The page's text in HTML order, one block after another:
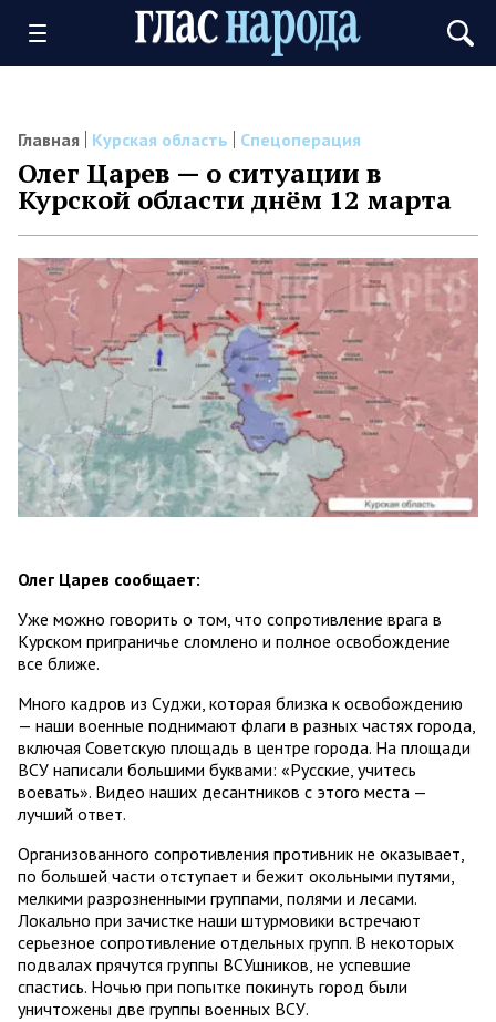
Главная Курская область Спецоперация
Олег Царев — о ситуации в
Курской области днём 12 марта
Олег Царев сообщает:
Уже можно говорить о том, что сопротивление врага в
Курском приграничье сломлено и полное освобождение
все ближе.
Много кадров из Суджи, которая близка к освобождению
— наши военные поднимают флаги в разных частях города,
включая Советскую площадь в центре города. На площади
ВСУ написали большими буквами: «Русские, учитесь
воевать». Видео наших десантников с этого места —
лучший ответ.
Организованного сопротивления противник не оказывает,
по большей части отступает и бежит окольными путями,
мелкими разрозненными группами, полями и лесами.
Локально при зачистке наши штурмовики встречают
серьезное сопротивление отдельных групп. В некоторых
подвалах прячутся группы ВСУшников, не успевшие
спастись. Ночью при попытке покинуть город были
уничтожены две группы военных ВСУ.